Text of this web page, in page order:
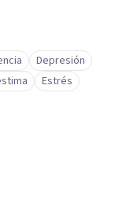
Depresión
Estrés